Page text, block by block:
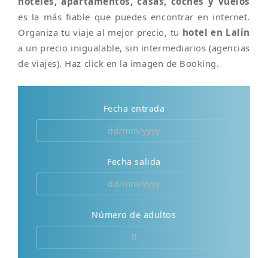
es la más fiable que puedes encontrar en internet.
Organiza tu viaje al mejor precio, tu hotel en Lalín
a un precio inigualable, sin intermediarios (agencias
de viajes). Haz click en la imagen de Booking.
Fecha entrada
Fecha salida
Número de adultos